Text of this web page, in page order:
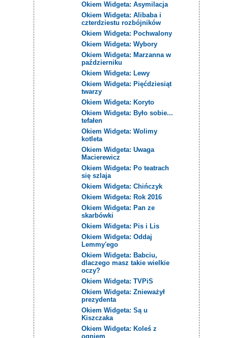
Okiem Widgeta: Asymilacja
Okiem Widgeta: Alibaba i
czterdziestu rozbójników
Okiem Widgeta: Pochwalony
Okiem Widgeta: Wybory
Okiem Widgeta: Marzanna w
październiku
Okiem Widgeta: Lewy
Okiem Widgeta: Pięćdziesiąt
twarzy
Okiem Widgeta: Koryto
Okiem Widgeta: Było sobie...
tefałen
Okiem Widgeta: Wolimy
kotleta
Okiem Widgeta: Uwaga
Macierewicz
Okiem Widgeta: Po teatrach
się szlaja
Okiem Widgeta: Chińczyk
Okiem Widgeta: Rok 2016
Okiem Widgeta: Pan ze
skarbówki
Okiem Widgeta: Pis i Lis
Okiem Widgeta: Oddaj
Lemmy'ego
Okiem Widgeta: Babciu,
dlaczego masz takie wielkie
oczy?
Okiem Widgeta: TVPiS
Okiem Widgeta: Znieważył
prezydenta
Okiem Widgeta: Są u
Kiszczaka
Okiem Widgeta: Koleś z
ogniem